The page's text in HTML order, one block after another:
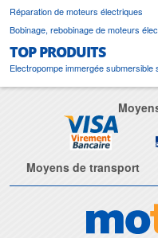
Réparation de moteurs électriques
Bobinage, rebobinage de moteurs
TOP PRODUITS
Electropompe immergée
Moyens de transport